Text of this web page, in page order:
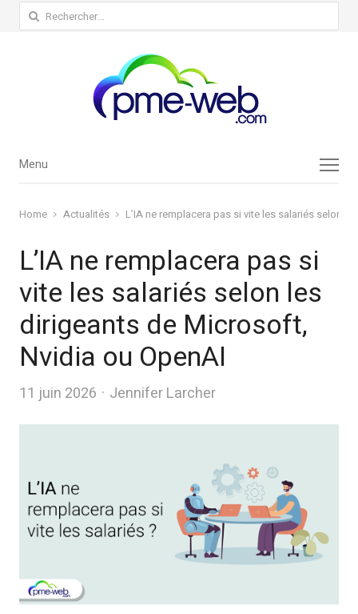
Rechercher :
Menu
Menu
Home Actualités L’IA ne remplacera pas si vite les salariés selon
L’IA ne remplacera pas si
vite les salariés selon les
dirigeants de Microsoft,
Nvidia ou OpenAI
11 juin 2026 Author
Jennifer Larcher